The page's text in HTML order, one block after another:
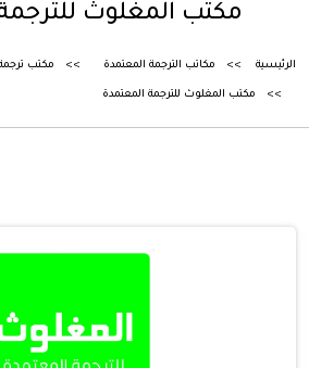
مكتب المغلوث
الرئيسية مكاتب الترجمة المعتمدة مكتب
مكتب المغلوث للترجمة المعتمدة